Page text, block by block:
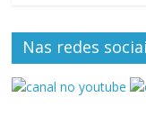
Nas redes